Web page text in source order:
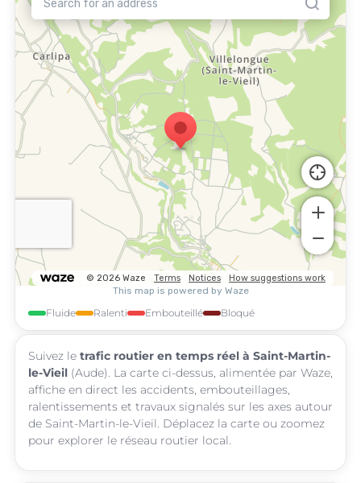
Fluide Ralenti Embouteillé Bloqué
Suivez le trafic routier en temps réel à Saint-Martin-
le-Vieil (Aude). La carte ci-dessus, alimentée par Waze,
affiche en direct les accidents, embouteillages,
ralentissements et travaux signalés sur les axes autour
de Saint-Martin-le-Vieil. Déplacez la carte ou zoomez
pour explorer le réseau routier local.